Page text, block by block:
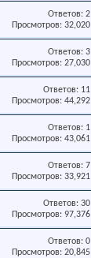
Ответов: 2
Просмотров: 32,020
Ответов: 3
Просмотров: 27,030
Ответов: 11
Просмотров: 44,292
Ответов: 1
Просмотров: 43,061
Ответов: 7
Просмотров: 33,921
Ответов: 30
Просмотров: 97,376
Ответов: 0
Просмотров: 20,845